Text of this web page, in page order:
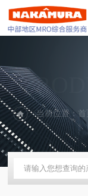
当前位置：首